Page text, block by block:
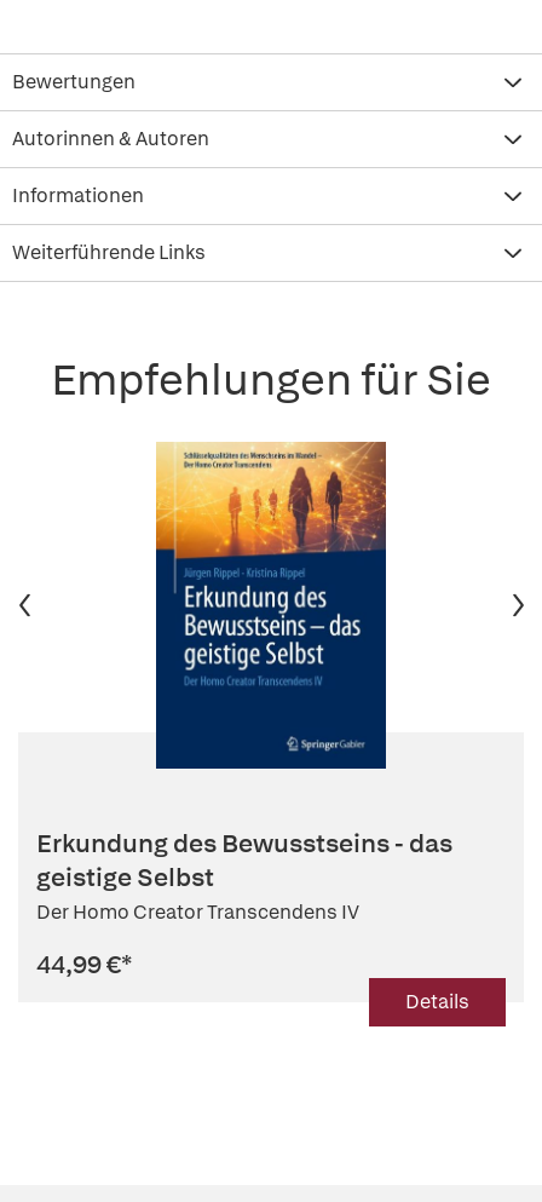
Bewertungen
Autorinnen & Autoren
Informationen
Weiterführende Links
Empfehlungen für Sie
Erkundung des Bewusstseins - das
geistige Selbst
Der Homo Creator Transcendens IV
44,99 €*
Details